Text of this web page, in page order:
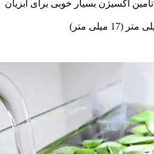
اکسیژن بسیار خوبی برای آبزیان